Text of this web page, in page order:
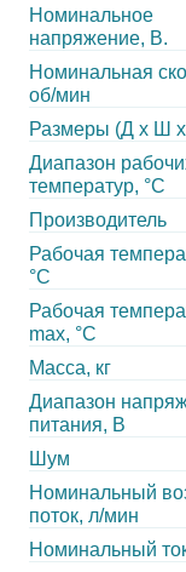
Номинальное
напряжение, В.
Номинальная
об/мин
Размеры (Д х Ш
Диапазон
температур, °С
Производитель
Рабочая
°С
Рабочая
max, °С
Масса, кг
Диапазон
питания, В
Шум
Номинальный
поток, л/мин
Номинальный